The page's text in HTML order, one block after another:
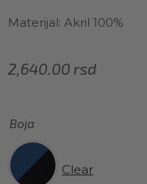
Materijal: Akril 100%
2,640.00 rsd
Boja
Clear